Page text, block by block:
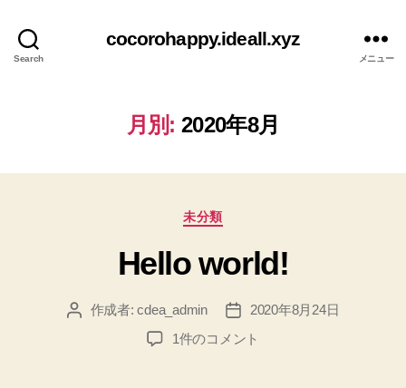
Search
cocorohappy.ideall.xyz
メニュー
月別: 2020年8月
カ
ゴ
リ
未分類
Hello world!
投 作成者:cdea_admin
投
2020年8月24日
Hello
1件のコメント